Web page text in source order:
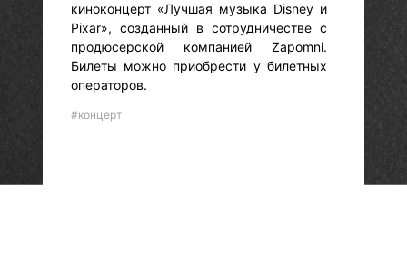
киноконцерт «Лучшая музыка Disney и
Pixar», созданный в сотрудничестве с
продюсерской компанией Zapomni.
Билеты можно приобрести у билетных
операторов.
#концерт